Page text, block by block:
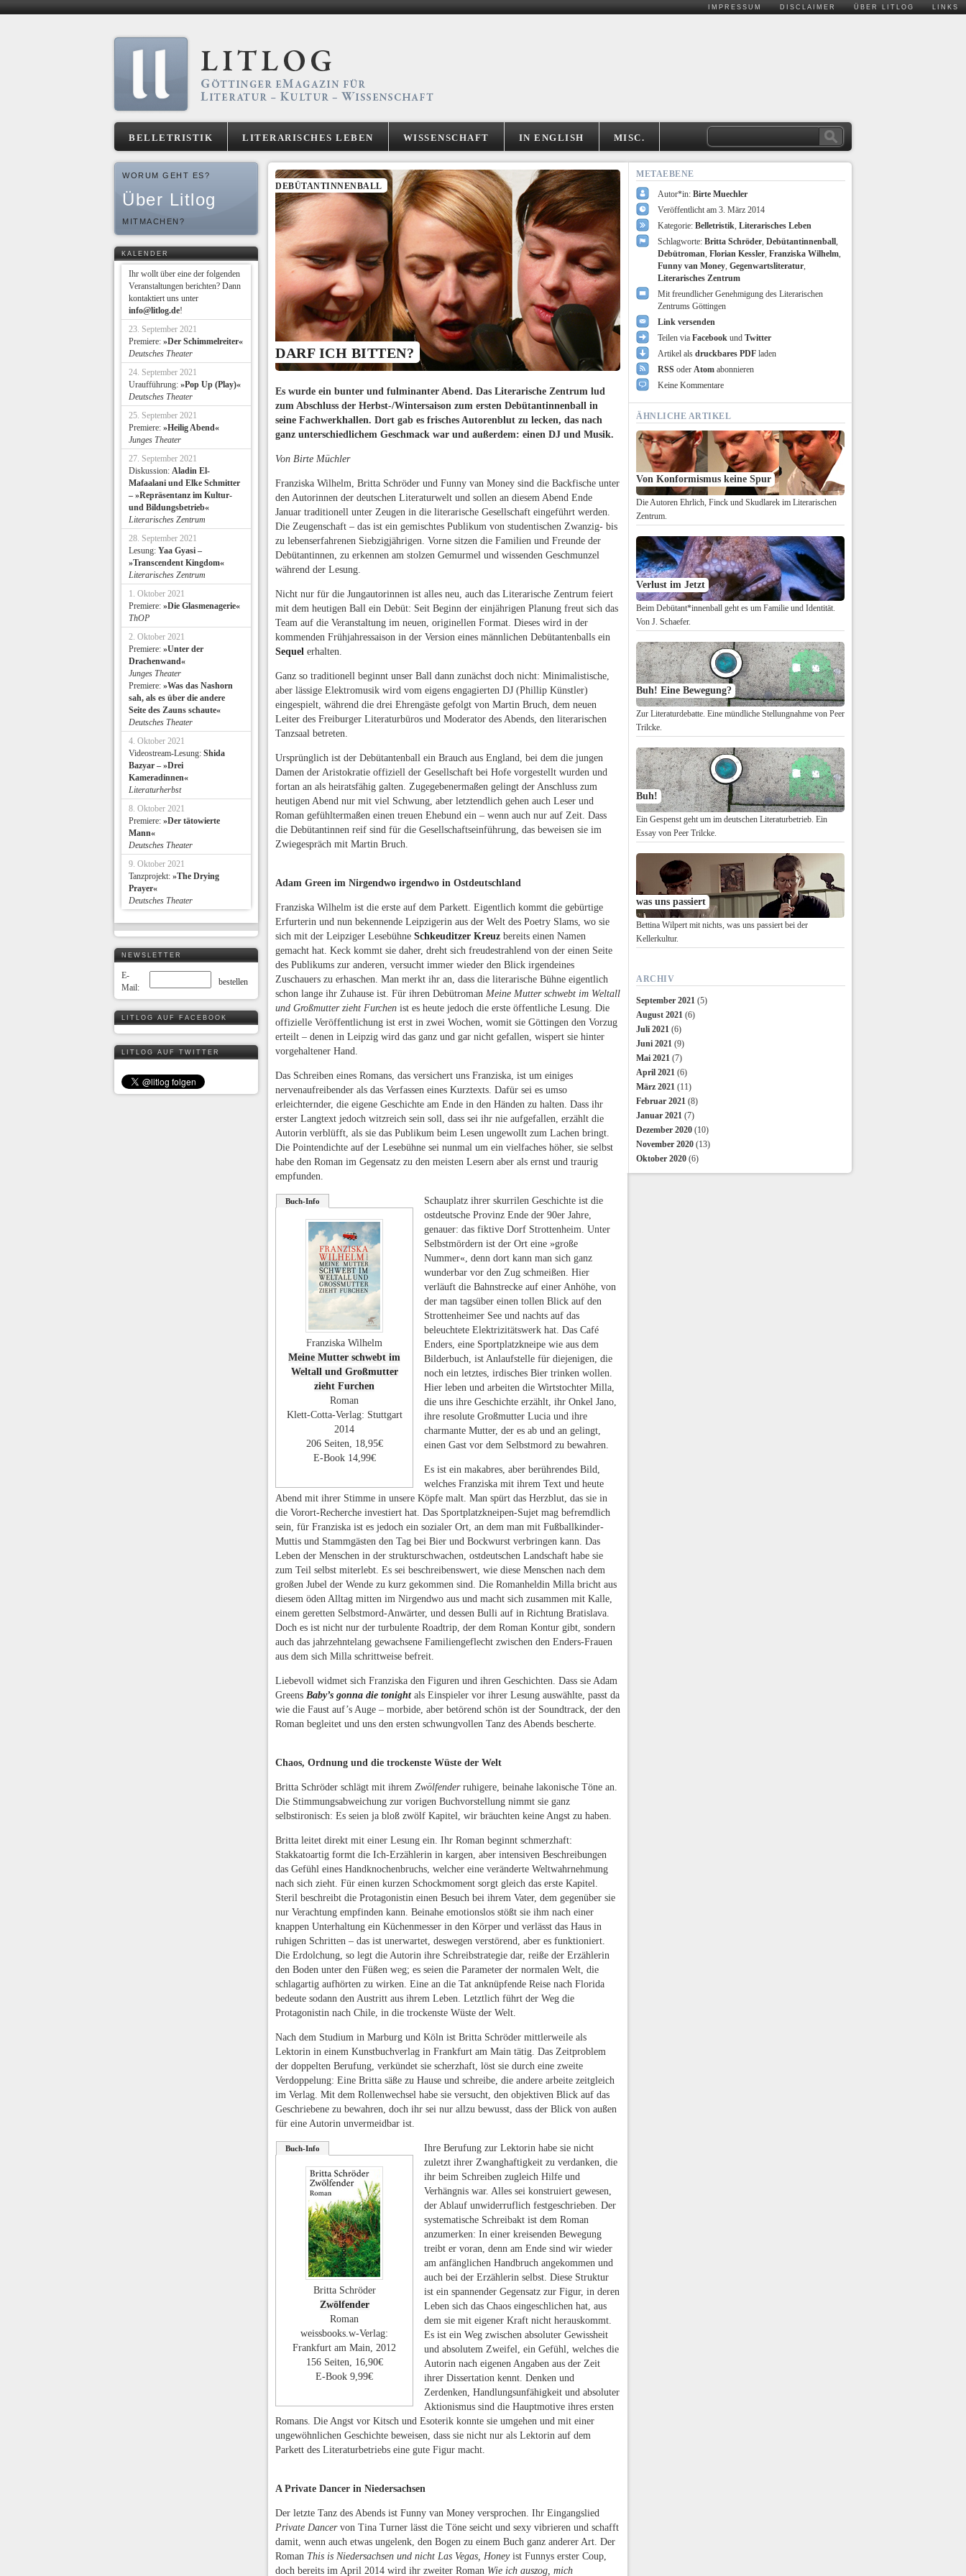
IMPRESSUM DISCLAIMER ÜBER LITLOG LINKS
BELLETRISTIK LITERARISCHES LEBEN WISSENSCHAFT IN ENGLISH MISC.
DEBÜTANTINNENBALL
DARF ICH BITTEN?
Es wurde ein bunter und fulminanter Abend. Das Literarische Zentrum lud
zum Abschluss der Herbst-/Wintersaison zum ersten Debütantinnenball in
seine Fachwerkhallen. Dort gab es frisches Autorenblut zu lecken, das nach
ganz unterschiedlichem Geschmack war und außerdem: einen DJ und Musik.
Von Birte Müchler
Franziska Wilhelm, Britta Schröder und Funny van Money sind die Backfische unter
den Autorinnen der deutschen Literaturwelt und sollen an diesem Abend Ende
Januar traditionell unter Zeugen in die literarische Gesellschaft eingeführt werden.
Die Zeugenschaft – das ist ein gemischtes Publikum von studentischen Zwanzig- bis
zu lebenserfahrenen Siebzigjährigen. Vorne sitzen die Familien und Freunde der
Debütantinnen, zu erkennen am stolzen Gemurmel und wissenden Geschmunzel
während der Lesung.
Nicht nur für die Jungautorinnen ist alles neu, auch das Literarische Zentrum feiert
mit dem heutigen Ball ein Debüt: Seit Beginn der einjährigen Planung freut sich das
Team auf die Veranstaltung im neuen, originellen Format. Dieses wird in der
kommenden Frühjahressaison in der Version eines männlichen Debütantenballs ein
Sequel erhalten.
Ganz so traditionell beginnt unser Ball dann zunächst doch nicht: Minimalistische,
aber lässige Elektromusik wird vom eigens engagierten DJ (Phillip Künstler)
eingespielt, während die drei Ehrengäste gefolgt von Martin Bruch, dem neuen
Leiter des Freiburger Literaturbüros und Moderator des Abends, den literarischen
Tanzsaal betreten.
Ursprünglich ist der Debütantenball ein Brauch aus England, bei dem die jungen
Damen der Aristokratie offiziell der Gesellschaft bei Hofe vorgestellt wurden und
fortan an als heiratsfähig galten. Zugegebenermaßen gelingt der Anschluss zum
heutigen Abend nur mit viel Schwung, aber letztendlich gehen auch Leser und
Roman gefühltermaßen einen treuen Ehebund ein – wenn auch nur auf Zeit. Dass
die Debütantinnen reif sind für die Gesellschaftseinführung, das beweisen sie im
Zwiegespräch mit Martin Bruch.
Adam Green im Nirgendwo irgendwo in Ostdeutschland
Franziska Wilhelm ist die erste auf dem Parkett. Eigentlich kommt die gebürtige
Erfurterin und nun bekennende Leipzigerin aus der Welt des Poetry Slams, wo sie
sich mit der Leipziger Lesebühne Schkeuditzer Kreuz bereits einen Namen
gemacht hat. Keck kommt sie daher, dreht sich freudestrahlend von der einen Seite
des Publikums zur anderen, versucht immer wieder den Blick irgendeines
Zuschauers zu erhaschen. Man merkt ihr an, dass die literarische Bühne eigentlich
schon lange ihr Zuhause ist. Für ihren Debütroman Meine Mutter schwebt im Weltall
und Großmutter zieht Furchen ist es heute jedoch die erste öffentliche Lesung. Die
offizielle Veröffentlichung ist erst in zwei Wochen, womit sie Göttingen den Vorzug
erteilt – denen in Leipzig wird das ganz und gar nicht gefallen, wispert sie hinter
vorgehaltener Hand.
Das Schreiben eines Romans, das versichert uns Franziska, ist um einiges
nervenaufreibender als das Verfassen eines Kurztexts. Dafür sei es umso
erleichternder, die eigene Geschichte am Ende in den Händen zu halten. Dass ihr
erster Langtext jedoch witzreich sein soll, dass sei ihr nie aufgefallen, erzählt die
Autorin verblüfft, als sie das Publikum beim Lesen ungewollt zum Lachen bringt.
Die Pointendichte auf der Lesebühne sei nunmal um ein vielfaches höher, sie selbst
habe den Roman im Gegensatz zu den meisten Lesern aber als ernst und traurig
empfunden.
Buch-Info
Franziska Wilhelm
Meine Mutter schwebt im
Weltall und Großmutter
zieht Furchen
Roman
Klett-Cotta-Verlag: Stuttgart
2014
206 Seiten, 18,95€
E-Book 14,99€
Schauplatz ihrer skurrilen Geschichte ist die
ostdeutsche Provinz Ende der 90er Jahre,
genauer: das fiktive Dorf Strottenheim. Unter
Selbstmördern ist der Ort eine »große
Nummer«, denn dort kann man sich ganz
wunderbar vor den Zug schmeißen. Hier
verläuft die Bahnstrecke auf einer Anhöhe, von
der man tagsüber einen tollen Blick auf den
Strottenheimer See und nachts auf das
beleuchtete Elektrizitätswerk hat. Das Café
Enders, eine Sportplatzkneipe wie aus dem
Bilderbuch, ist Anlaufstelle für diejenigen, die
noch ein letztes, irdisches Bier trinken wollen.
Hier leben und arbeiten die Wirtstochter Milla,
die uns ihre Geschichte erzählt, ihr Onkel Jano,
ihre resolute Großmutter Lucia und ihre
charmante Mutter, der es ab und an gelingt,
einen Gast vor dem Selbstmord zu bewahren.
Es ist ein makabres, aber berührendes Bild,
welches Franziska mit ihrem Text und heute
Abend mit ihrer Stimme in unsere Köpfe malt. Man spürt das Herzblut, das sie in
die Vorort-Recherche investiert hat. Das Sportplatzkneipen-Sujet mag befremdlich
sein, für Franziska ist es jedoch ein sozialer Ort, an dem man mit Fußballkinder-
Muttis und Stammgästen den Tag bei Bier und Bockwurst verbringen kann. Das
Leben der Menschen in der strukturschwachen, ostdeutschen Landschaft habe sie
zum Teil selbst miterlebt. Es sei beschreibenswert, wie diese Menschen nach dem
großen Jubel der Wende zu kurz gekommen sind. Die Romanheldin Milla bricht aus
diesem öden Alltag mitten im Nirgendwo aus und macht sich zusammen mit Kalle,
einem geretten Selbstmord-Anwärter, und dessen Bulli auf in Richtung Bratislava.
Doch es ist nicht nur der turbulente Roadtrip, der dem Roman Kontur gibt, sondern
auch das jahrzehntelang gewachsene Familiengeflecht zwischen den Enders-Frauen
aus dem sich Milla schrittweise befreit.
Liebevoll widmet sich Franziska den Figuren und ihren Geschichten. Dass sie Adam
Greens Baby’s gonna die tonightals Einspieler vor ihrer Lesung auswählte, passt da
wie die Faust auf’s Auge – morbide, aber betörend schön ist der Soundtrack, der den
Roman begleitet und uns den ersten schwungvollen Tanz des Abends bescherte.
Chaos, Ordnung und die trockenste Wüste der Welt
Britta Schröder schlägt mit ihrem Zwölfenderruhigere, beinahe lakonische Töne an.
Die Stimmungsabweichung zur vorigen Buchvorstellung nimmt sie ganz
selbstironisch: Es seien ja bloß zwölf Kapitel, wir bräuchten keine Angst zu haben.
Britta leitet direkt mit einer Lesung ein. Ihr Roman beginnt schmerzhaft:
Stakkatoartig formt die Ich-Erzählerin in kargen, aber intensiven Beschreibungen
das Gefühl eines Handknochenbruchs, welcher eine veränderte Weltwahrnehmung
nach sich zieht. Für einen kurzen Schockmoment sorgt gleich das erste Kapitel.
Steril beschreibt die Protagonistin einen Besuch bei ihrem Vater, dem gegenüber sie
nur Verachtung empfinden kann. Beinahe emotionslos stößt sie ihm nach einer
knappen Unterhaltung ein Küchenmesser in den Körper und verlässt das Haus in
ruhigen Schritten – das ist unerwartet, deswegen verstörend, aber es funktioniert.
Die Erdolchung, so legt die Autorin ihre Schreibstrategie dar, reiße der Erzählerin
den Boden unter den Füßen weg; es seien die Parameter der normalen Welt, die
schlagartig aufhörten zu wirken. Eine an die Tat anknüpfende Reise nach Florida
bedeute sodann den Austritt aus ihrem Leben. Letztlich führt der Weg die
Protagonistin nach Chile, in die trockenste Wüste der Welt.
Nach dem Studium in Marburg und Köln ist Britta Schröder mittlerweile als
Lektorin in einem Kunstbuchverlag in Frankfurt am Main tätig. Das Zeitproblem
der doppelten Berufung, verkündet sie scherzhaft, löst sie durch eine zweite
Verdoppelung: Eine Britta säße zu Hause und schreibe, die andere arbeite zeitgleich
im Verlag. Mit dem Rollenwechsel habe sie versucht, den objektiven Blick auf das
Geschriebene zu bewahren, doch ihr sei nur allzu bewusst, dass der Blick von außen
für eine Autorin unvermeidbar ist.
Buch-Info
Britta Schröder
Zwölfender
Roman
weissbooks.w-Verlag:
Frankfurt am Main, 2012
156 Seiten, 16,90€
E-Book 9,99€
Ihre Berufung zur Lektorin habe sie nicht
zuletzt ihrer Zwanghaftigkeit zu verdanken, die
ihr beim Schreiben zugleich Hilfe und
Verhängnis war. Alles sei konstruiert gewesen,
der Ablauf unwiderruflich festgeschrieben. Der
systematische Schreibakt ist dem Roman
anzumerken: In einer kreisenden Bewegung
treibt er voran, denn am Ende sind wir wieder
am anfänglichen Handbruch angekommen und
auch bei der Erzählerin selbst. Diese Struktur
ist ein spannender Gegensatz zur Figur, in deren
Leben sich das Chaos eingeschlichen hat, aus
dem sie mit eigener Kraft nicht herauskommt.
Es ist ein Weg zwischen absoluter Gewissheit
und absolutem Zweifel, ein Gefühl, welches die
Autorin nach eigenen Angaben aus der Zeit
ihrer Dissertation kennt. Denken und
Zerdenken, Handlungsunfähigkeit und absoluter
Aktionismus sind die Hauptmotive ihres ersten
Romans. Die Angst vor Kitsch und Esoterik konnte sie umgehen und mit einer
ungewöhnlichen Geschichte beweisen, dass sie nicht nur als Lektorin auf dem
Parkett des Literaturbetriebs eine gute Figur macht.
A Private Dancer in Niedersachsen
Der letzte Tanz des Abends ist Funny van Money versprochen. Ihr Eingangslied
Private Dancervon Tina Turner lässt die Töne seicht und sexy vibrieren und schafft
damit, wenn auch etwas ungelenk, den Bogen zu einem Buch ganz anderer Art. Der
Roman This is Niedersachsen und nicht Las Vegas, Honeyist Funnys erster Coup,
doch bereits im April 2014 wird ihr zweiter Roman Wie ich auszog, mich
METAEBENE
Autor*in: Birte Muechler
Veröffentlicht am 3. März 2014
Kategorie: Belletristik, Literarisches Leben
Schlagworte: Britta Schröder, Debütantinnenball,
Debütroman, Florian Kessler, Franziska Wilhelm,
Funny van Money, Gegenwartsliteratur,
Literarisches Zentrum
Mit freundlicher Genehmigung des Literarischen
Zentrums Göttingen
Link versenden
Teilen via Facebook und Twitter
Artikel als druckbares PDF laden
RSS oder Atom abonnieren
Keine Kommentare
ÄHNLICHE ARTIKEL
Von Konformismus keine Spur
Die Autoren Ehrlich, Finck und Skudlarek im Literarischen
Zentrum.
Verlust im Jetzt
Beim Debütant*innenball geht es um Familie und Identität.
Von J. Schaefer.
Buh! Eine Bewegung?
Zur Literaturdebatte. Eine mündliche Stellungnahme von Peer
Trilcke.
Buh!
Ein Gespenst geht um im deutschen Literaturbetrieb. Ein
Essay von Peer Trilcke.
was uns passiert
Bettina Wilpert mit nichts, was uns passiert bei der
Kellerkultur.
ARCHIV
September 2021 (5)
August 2021 (6)
Juli 2021 (6)
Juni 2021 (9)
Mai 2021 (7)
April 2021 (6)
März 2021 (11)
Februar 2021 (8)
Januar 2021 (7)
Dezember 2020 (10)
November 2020 (13)
Oktober 2020 (6)
WORUM GEHT ES?
Über Litlog
MITMACHEN?
KALENDER
Ihr wollt über eine der folgenden
Veranstaltungen berichten? Dann
kontaktiert uns unter
info@litlog.de!
23. September 2021
Premiere: »Der Schimmelreiter«
Deutsches Theater
24. September 2021
Uraufführung: »Pop Up (Play)«
Deutsches Theater
25. September 2021
Premiere: »Heilig Abend«
Junges Theater
27. September 2021
Diskussion: Aladin El-
Mafaalani und Elke Schmitter
– »Repräsentanz im Kultur-
und Bildungsbetrieb«
Literarisches Zentrum
28. September 2021
Lesung: Yaa Gyasi –
»Transcendent Kingdom«
Literarisches Zentrum
1. Oktober 2021
Premiere: »Die Glasmenagerie«
ThOP
2. Oktober 2021
Premiere: »Unter der
Drachenwand«
Junges Theater
Premiere: »Was das Nashorn
sah, als es über die andere
Seite des Zauns schaute«
Deutsches Theater
4. Oktober 2021
Videostream-Lesung: Shida
Bazyar – »Drei
Kameradinnen«
Literaturherbst
8. Oktober 2021
Premiere: »Der tätowierte
Mann«
Deutsches Theater
9. Oktober 2021
Tanzprojekt: »The Drying
Prayer«
Deutsches Theater
NEWSLETTER
E-
Mail:
LITLOG AUF FACEBOOK
LITLOG AUF TWITTER